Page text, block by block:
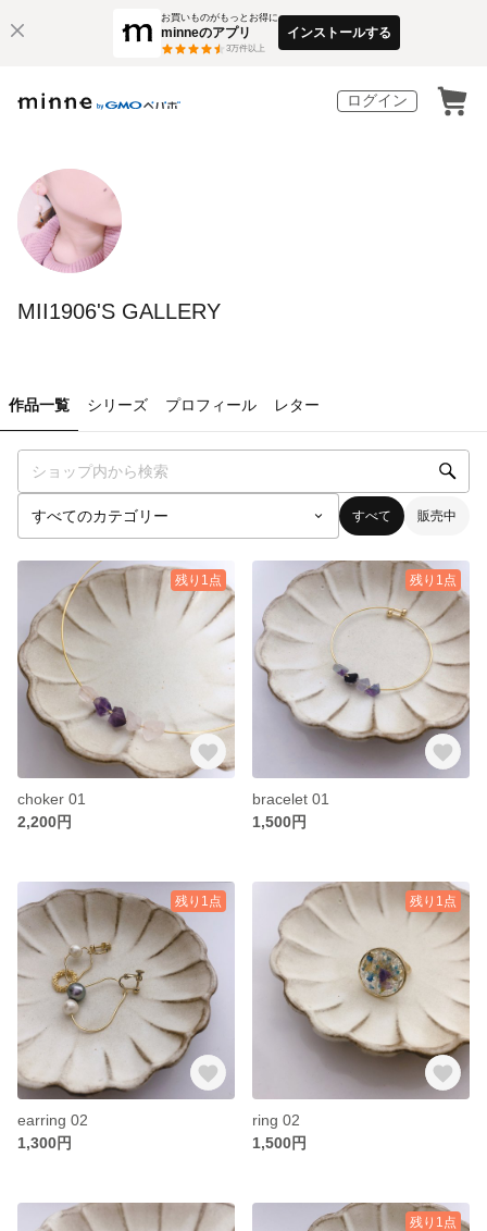
お買いものがもっとお得に
minneのアプリ
3万件以上
インストールする
ログイン
MII1906'S GALLERY
作品一覧 シリーズ プロフィール レター
すべて 販売中
残り1点
choker 01
2,200円
残り1点
bracelet 01
1,500円
残り1点
earring 02
1,300円
残り1点
ring 02
1,500円
残り1点